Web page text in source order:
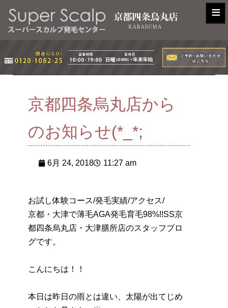
≡
京都四条烏丸店から
のお知らせ(*_*;
6月 24, 2018 11:27 am
お試し体験コース/発毛実績/アクセス/
京都・大津で薄毛AGA発毛育毛98%!!SS京
都四条烏丸店・大津膳所店のスタッフブロ
グです。
こんにちは！！
本日は昨日の雨とは違い、太陽が出てじめ